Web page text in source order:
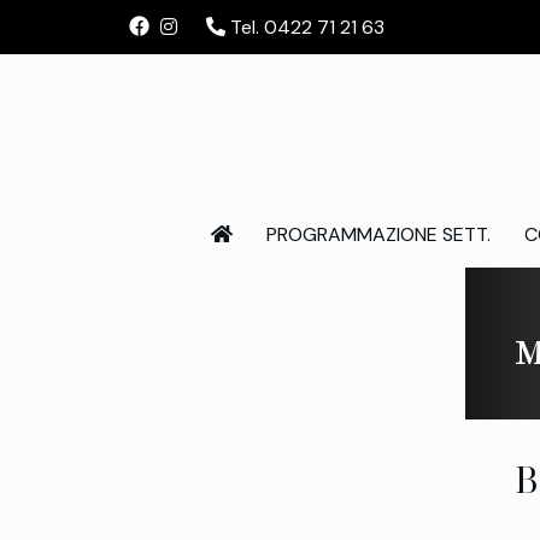
Tel. 0422 71 21 63
PROGRAMMAZIONE SETT.